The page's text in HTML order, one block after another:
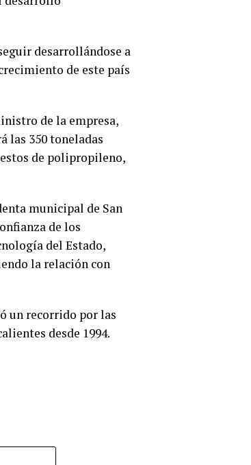
desarrollándose a
de este país
de la empresa,
las 350 toneladas
de polipropileno,
municipal de San
de los
del Estado,
la relación con
un recorrido por las
desde 1994.